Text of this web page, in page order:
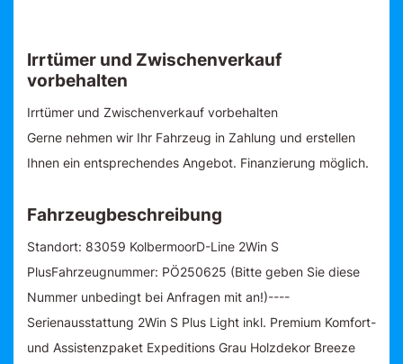
Irrtümer und Zwischenverkauf
vorbehalten
Irrtümer und Zwischenverkauf vorbehalten
Gerne nehmen wir Ihr Fahrzeug in Zahlung und erstellen
Ihnen ein entsprechendes Angebot. Finanzierung möglich.
Fahrzeugbeschreibung
Standort: 83059 KolbermoorD-Line 2Win S
PlusFahrzeugnummer: PÖ250625 (Bitte geben Sie diese
Nummer unbedingt bei Anfragen mit an!)----
Serienausstattung 2Win S Plus Light inkl. Premium Komfort-
und Assistenzpaket Expeditions Grau Holzdekor Breeze